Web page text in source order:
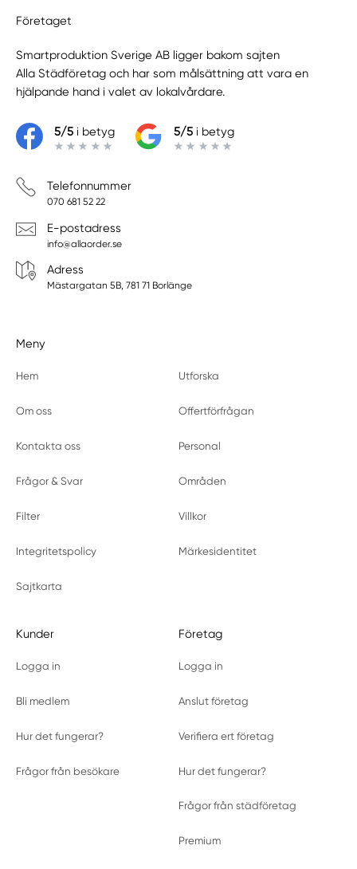
Företaget
Smartproduktion Sverige AB ligger bakom sajten
Alla Städföretag och har som målsättning att vara en
hjälpande hand i valet av lokalvårdare.
5/5i betyg 5/5i betyg
Telefonnummer
070 681 52 22
E-postadress
info@allaorder.se
Adress
Mästargatan 5B, 781 71 Borlänge
Meny
Hem Utforska
Om oss Offertförfrågan
Kontakta oss Personal
Frågor & Svar Områden
Filter Villkor
Integritetspolicy Märkesidentitet
Sajtkarta
Kunder
Logga in
Bli medlem
Hur det fungerar?
Frågor från besökare
Företag
Logga in
Anslut företag
Verifiera ert företag
Hur det fungerar?
Frågor från städföretag
Premium